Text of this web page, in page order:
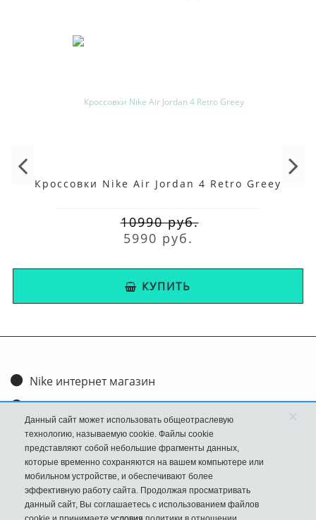
Кроссовки Nike Air Jordan 4 Retro Greey
10990 руб.
5990 руб.
КУПИТЬ
Nike интернет магазин
Доставка и оплата
Обмен и возврат
Размеры
FAQ
Новости
Данный сайт может использовать общеотраслевую
технологию, называемую cookie. Файлы cookie
представляют собой небольшие фрагменты данных,
которые временно сохраняются на вашем компьютере или
мобильном устройстве, и обеспечивают более
эффективную работу сайта. Продолжая просматривать
данный сайт, Вы соглашаетесь с использованием файлов
×